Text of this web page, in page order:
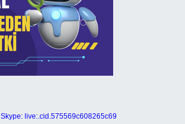
Skype: live:.cid.575569c608265c69